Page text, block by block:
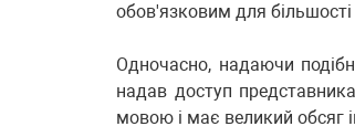
обов'язковим для
Одночасно, надаючи
надав доступ
мовою і має великий обсяг